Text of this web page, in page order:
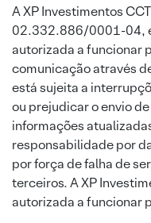
A XP Investimentos
02.332.886/0001-04,
autorizada a funcionar
comunicação através
está sujeita a
ou prejudicar o envio
informações
responsabilidade por
por força de falha de
terceiros. A XP
autorizada a funcionar